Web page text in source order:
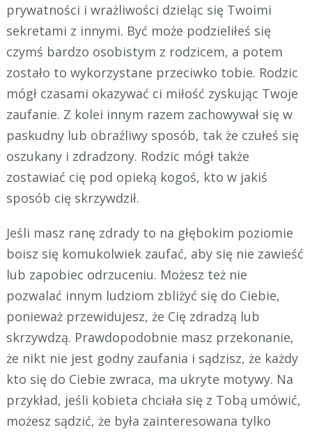
prywatności i wrażliwości dzieląc się Twoimi
sekretami z innymi. Być może podzieliłeś się
czymś bardzo osobistym z rodzicem, a potem
zostało to wykorzystane przeciwko tobie. Rodzic
mógł czasami okazywać ci miłość zyskując Twoje
zaufanie. Z kolei innym razem zachowywał się w
paskudny lub obraźliwy sposób, tak że czułeś się
oszukany i zdradzony. Rodzic mógł także
zostawiać cię pod opieką kogoś, kto w jakiś
sposób cię skrzywdził.
Jeśli masz ranę zdrady to na głębokim poziomie
boisz się komukolwiek zaufać, aby się nie zawieść
lub zapobiec odrzuceniu. Możesz też nie
pozwalać innym ludziom zbliżyć się do Ciebie,
ponieważ przewidujesz, że Cię zdradzą lub
skrzywdzą. Prawdopodobnie masz przekonanie,
że nikt nie jest godny zaufania i sądzisz, że każdy
kto się do Ciebie zwraca, ma ukryte motywy. Na
przykład, jeśli kobieta chciała się z Tobą umówić,
możesz sądzić, że była zainteresowana tylko